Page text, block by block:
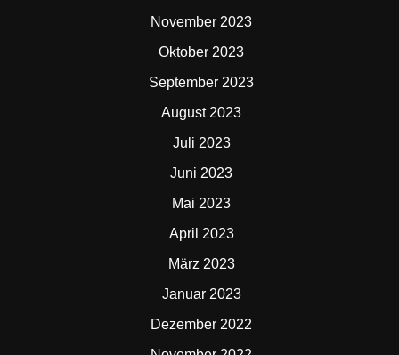
November 2023
Oktober 2023
September 2023
August 2023
Juli 2023
Juni 2023
Mai 2023
April 2023
März 2023
Januar 2023
Dezember 2022